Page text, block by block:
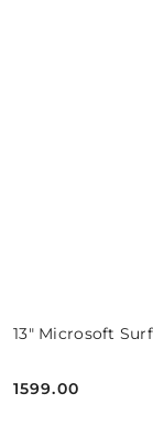
13" Microsoft
Cena:
1599.00